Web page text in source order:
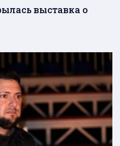
выставка о